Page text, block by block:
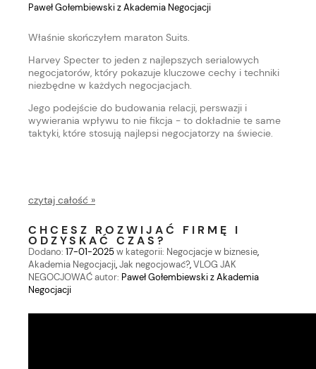
Paweł Gołembiewski z Akademia Negocjacji
Właśnie skończyłem maraton Suits.
Harvey Specter to jeden z najlepszych serialowych
negocjatorów, który pokazuje kluczowe cechy i techniki
niezbędne w każdych negocjacjach.
Jego podejście do budowania relacji, perswazji i
wywierania wpływu to nie fikcja - to dokładnie te same
taktyki, które stosują najlepsi negocjatorzy na świecie.
czytaj całość »
CHCESZ ROZWIJAĆ FIRMĘ I
ODZYSKAĆ CZAS?
Dodano: 17-01-2025w kategorii: Negocjacje w biznesie,
Akademia Negocjacji,Jak negocjować?,VLOG JAK
NEGOCJOWAĆautor: Paweł Gołembiewski z Akademia
Negocjacji